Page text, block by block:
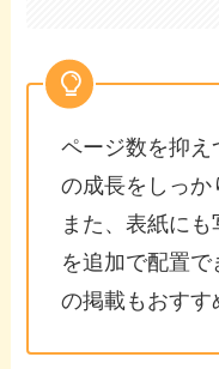
ページ数を抑
の成長をしっか
また、表紙に
を追加で配置
の掲載もおすす